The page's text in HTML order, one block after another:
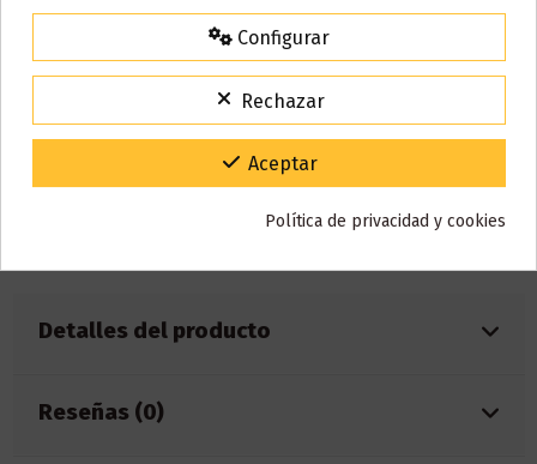
Descripción
Capacidad: 13ml
Nicotina: 0 mg (CERO NICOTINA)
Detalles del producto
Reseñas (0)
15% de descuento
Código:VACACIONES15
Gracias por tu paciencia y por seguir confiando en nosotros.
Configurar
Rechazar
Aceptar
Política de privacidad y cookies